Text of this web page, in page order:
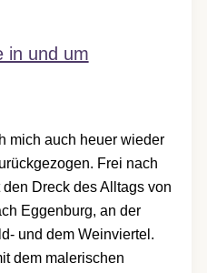
in und um
mich auch heuer wieder
Frei nach
Dreck des Alltags von
Eggenburg, an der
und dem Weinviertel.
dem malerischen